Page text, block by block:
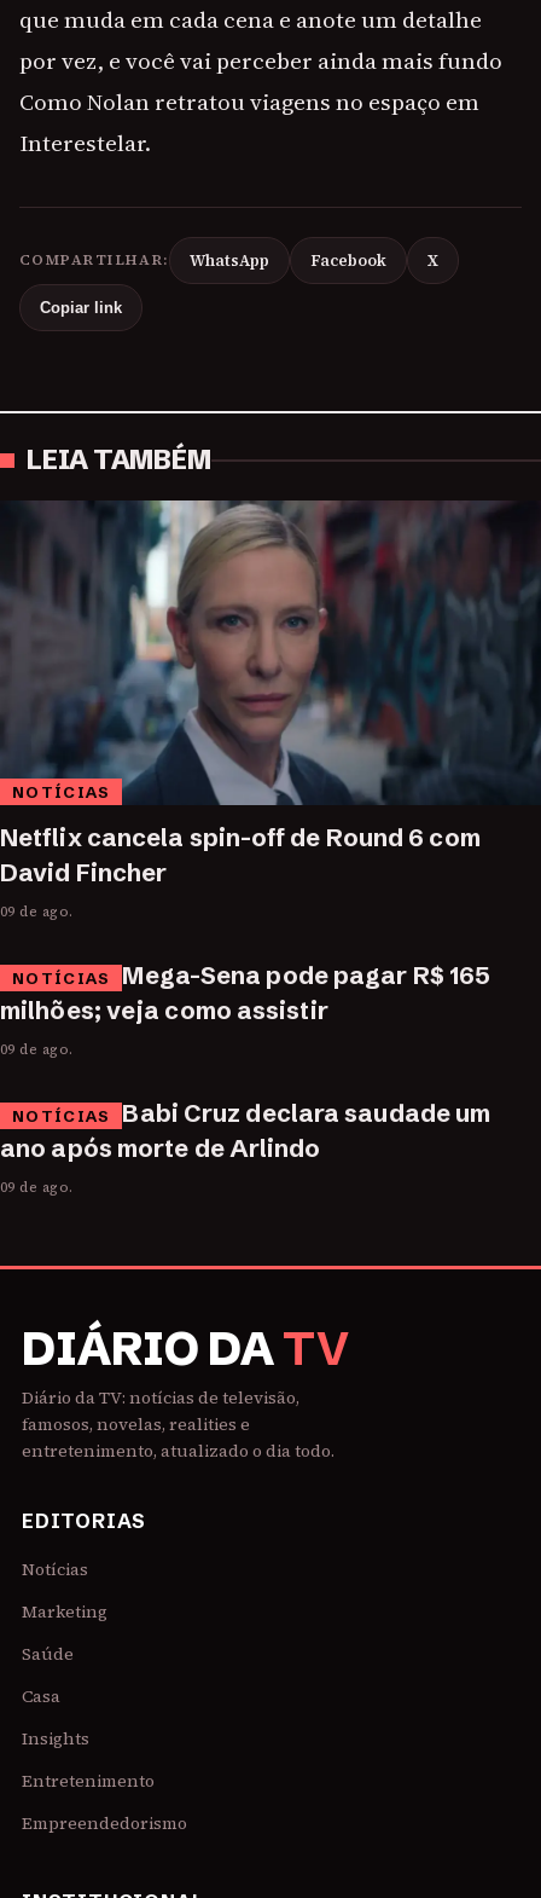
que muda em cada cena e anote um detalhe
por vez, e você vai perceber ainda mais fundo
Como Nolan retratou viagens no espaço em
Interestelar.
COMPARTILHAR: WhatsApp Facebook X
Copiar link
LEIA TAMBÉM
NOTÍCIAS
Netflix cancela spin-off de Round 6 com
David Fincher
09 de ago.
NOTÍCIAS
Mega-Sena pode pagar R$ 165
milhões; veja como assistir
09 de ago.
NOTÍCIAS
Babi Cruz declara saudade um
ano após morte de Arlindo
09 de ago.
DIÁRIO DATV
Diário da TV: notícias de televisão,
famosos, novelas, realities e
entretenimento, atualizado o dia todo.
EDITORIAS
Notícias
Marketing
Saúde
Casa
Insights
Entretenimento
Empreendedorismo